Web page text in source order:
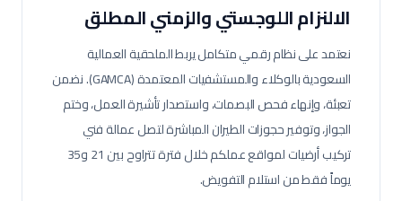
الالنزام اللوجستي والزمني المطلق
نعتمد على نظام رقمي متكامل يربط الملحقية العمالية
السعودية بالوكلاء والمستشفيات المعتمدة (GAMCA). نضمن
تعبئة، وإنهاء فحص البصمات، واستصدار تأشيرة العمل، وختم
الجواز، وتوفير حجوزات الطيران المباشرة لتصل عمالةفني
تركيب أرضيات
لمواقع عملكم خلال فترة تتراوح بين 21 و35
يوماً فقط من استلام التفويض.